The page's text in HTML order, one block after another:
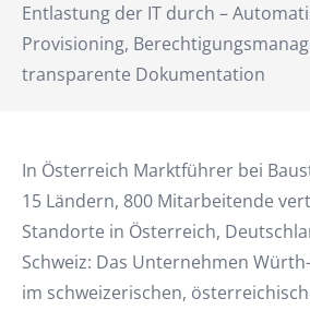
Entlastung der IT durch –
Provisioning,
transparente Dokumentation
In Österreich Marktführer bei
15 Ländern, 800 Mitarbeitende
Standorte in Österreich,
Schweiz: Das Unternehmen
im schweizerischen,